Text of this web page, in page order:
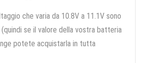
che varia da 10.8V a 11.1V sono
se il valore della vostra batteria
potete acquistarla in tutta